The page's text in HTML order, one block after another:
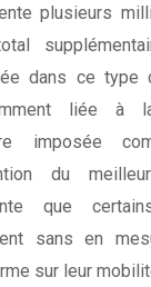
plusieurs
dans ce type
liée à
imposée
du
que
sans en
sur leur